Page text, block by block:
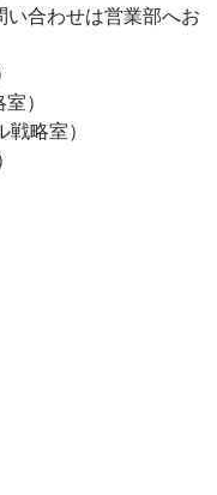
合わせは営業部へお
）
略室）